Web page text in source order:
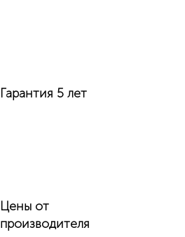
Гарантия 5 лет
Цены от
производителя